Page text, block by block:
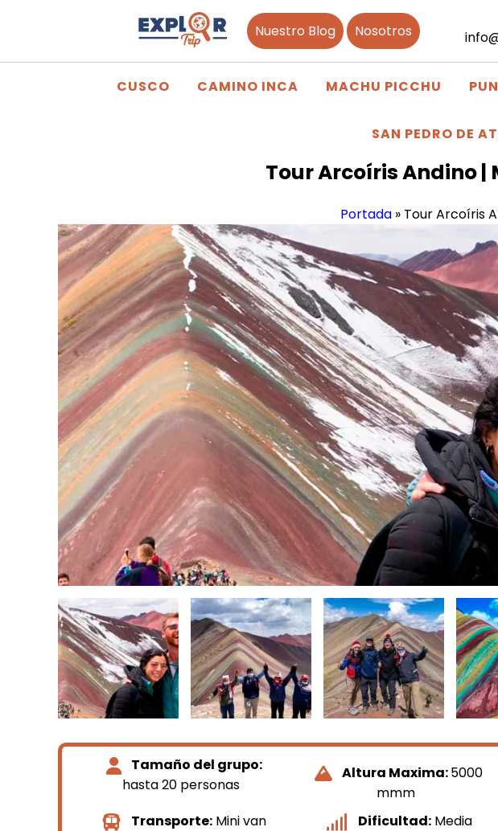
Nuestro Blog Nosotros
CUSCO CAMINO INCA MACHU PICCHU
SAN PEDRO DE
Tour Arcoíris Andino |
Portada» Tour Arcoíris
Tamaño del grupo:
hasta 20 personas
Altura Maxima:5000
mmm
Transporte: Mini van Dificultad:Media